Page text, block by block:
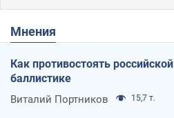
Мнения
Как противостоять российской
баллистике
Виталий Портников 15,7 т.